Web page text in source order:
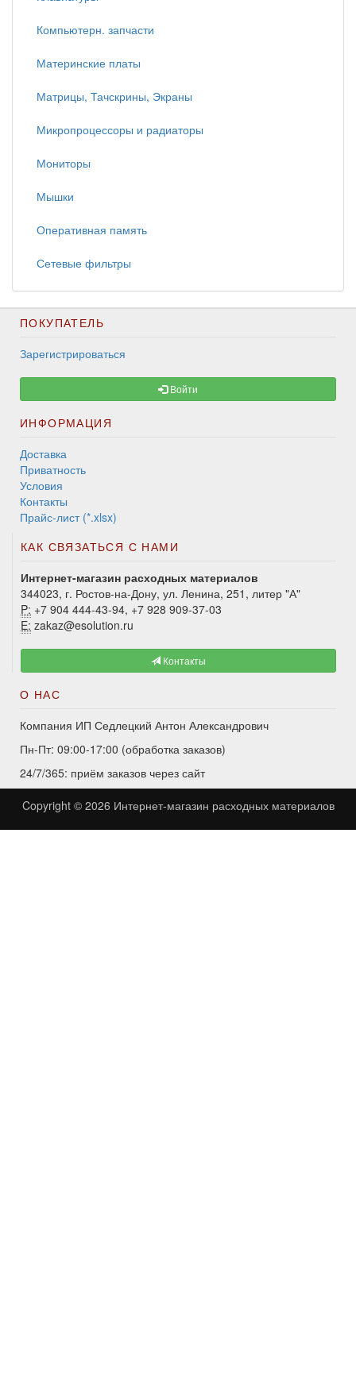
Компьютерн. запчасти
Материнские платы
Матрицы, Тачскрины, Экраны
Микропроцессоры и радиаторы
Мониторы
Мышки
Оперативная память
Сетевые фильтры
ПОКУПАТЕЛЬ
Зарегистрироваться
Войти
ИНФОРМАЦИЯ
Доставка
Приватность
Условия
Контакты
Прайс-лист (*.xlsx)
КАК СВЯЗАТЬСЯ С НАМИ
Интернет-магазин расходных материалов
344023, г. Ростов-на-Дону, ул. Ленина, 251, литер "А"
P: +7 904 444-43-94, +7 928 909-37-03
E: zakaz@esolution.ru
Контакты
О НАС
Компания ИП Седлецкий Антон Александрович
Пн-Пт: 09:00-17:00 (обработка заказов)
24/7/365: приём заказов через сайт
Copyright © 2026 Интернет-магазин расходных материалов